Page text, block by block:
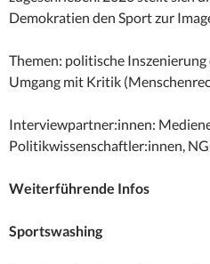
Demokratien den Sport zur
Themen: politische
Umgang mit Kritik
Interviewpartner:innen:
Politikwissenschaftler:innen,
Weiterführende Infos
Sportswashing